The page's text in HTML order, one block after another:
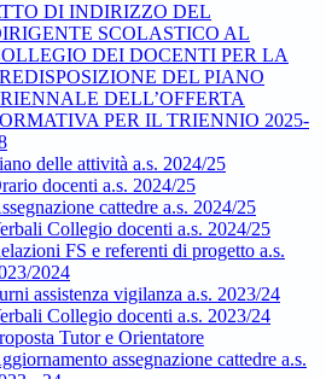
DI INDIRIZZO DEL
SCOLASTICO AL
DEI DOCENTI PER LA
DEL PIANO
DELL’OFFERTA
PER IL TRIENNIO 2025-
delle attività a.s. 2024/25
docenti a.s. 2024/25
cattedre a.s. 2024/25
Collegio docenti a.s. 2024/25
FS e referenti di progetto a.s.
2024
assistenza vigilanza a.s. 2023/24
Collegio docenti a.s. 2023/24
Tutor e Orientatore
assegnazione cattedre a.s.